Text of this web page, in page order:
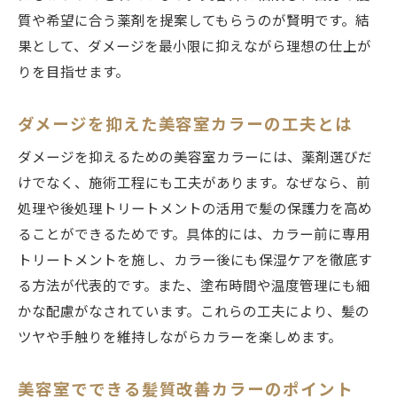
質や希望に合う薬剤を提案してもらうのが賢明です。結
果として、ダメージを最小限に抑えながら理想の仕上が
りを目指せます。
ダメージを抑えた美容室カラーの工夫とは
ダメージを抑えるための美容室カラーには、薬剤選びだ
けでなく、施術工程にも工夫があります。なぜなら、前
処理や後処理トリートメントの活用で髪の保護力を高め
ることができるためです。具体的には、カラー前に専用
トリートメントを施し、カラー後にも保湿ケアを徹底す
る方法が代表的です。また、塗布時間や温度管理にも細
かな配慮がなされています。これらの工夫により、髪の
ツヤや手触りを維持しながらカラーを楽しめます。
美容室でできる髪質改善カラーのポイント